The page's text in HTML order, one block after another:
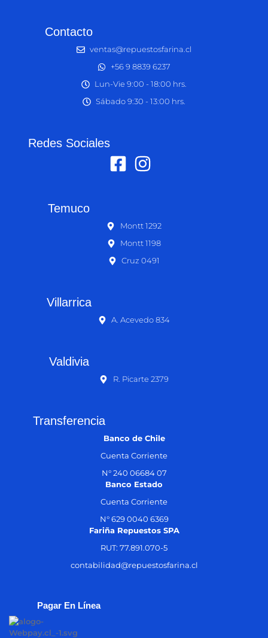
Contacto
ventas@repuestosfarina.cl
+56 9 8839 6237
Lun-Vie 9:00 - 18:00 hrs.
Sábado 9:30 - 13:00 hrs.
Redes Sociales
Temuco
Montt 1292
Montt 1198
Cruz 0491
Villarrica
A. Acevedo 834
Valdivia
R. Picarte 2379
Transferencia
Banco de Chile
Cuenta Corriente
N° 240 06684 07
Banco Estado
Cuenta Corriente
N° 629 0040 6369
Fariña Repuestos SPA
RUT: 77.891.070-5
contabilidad@repuestosfarina.cl
Pagar En Línea